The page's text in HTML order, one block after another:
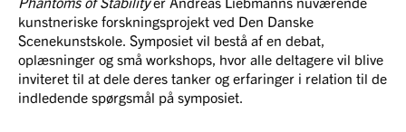
kunstneriske forskningsprojekt ved Den Danske
Scenekunstskole. Symposiet vil bestå af en debat,
oplæsninger og små workshops, hvor alle deltagere vil blive
inviteret til at dele deres tanker og erfaringer i relation til de
indledende spørgsmål på symposiet.